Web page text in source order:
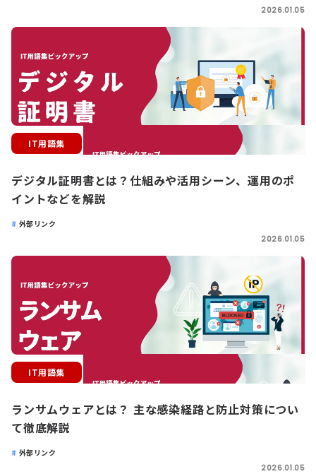
2026.01.05
IT用語集
デジタル証明書とは？仕組みや活用シーン、運用のポ
イントなどを解説
外部リンク
2026.01.05
IT用語集
ランサムウェアとは？ 主な感染経路と防止対策につい
て徹底解説
外部リンク
2026.01.05